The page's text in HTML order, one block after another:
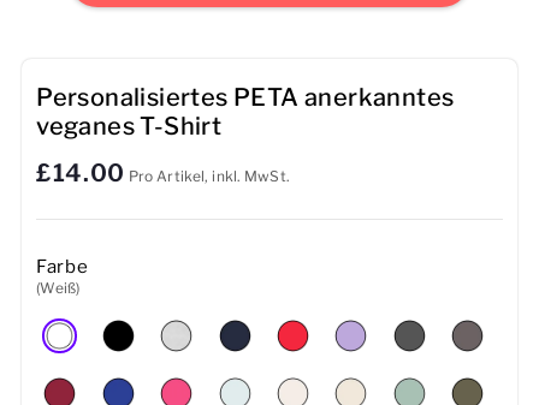
Tassen
Handtücher
Personalisiertes PETA anerkanntes
veganes T-Shirt
£14.00 Pro Artikel, inkl. MwSt.
Farbe
(Weiß)